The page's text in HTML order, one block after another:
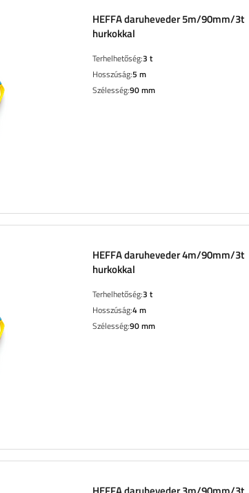
HEFFA daruheveder 5m/90mm/3t
hurkokkal
Terhelhetőség:3 t
Hosszúság:5 m
Szélesség:90 mm
HEFFA daruheveder 4m/90mm/3t
hurkokkal
Terhelhetőség:3 t
Hosszúság:4 m
Szélesség:90 mm